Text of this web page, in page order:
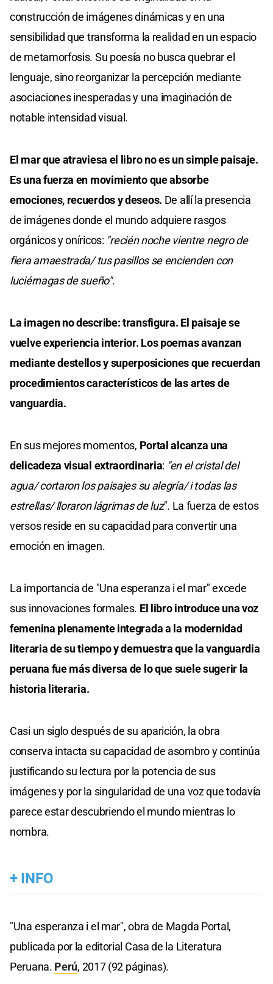
construcción de imágenes dinámicas y en una
sensibilidad que transforma la realidad en un espacio
de metamorfosis. Su poesía no busca quebrar el
lenguaje, sino reorganizar la percepción mediante
asociaciones inesperadas y una imaginación de
notable intensidad visual.
El mar que atraviesa el libro no es un simple paisaje.
Es una fuerza en movimiento que absorbe
emociones, recuerdos y deseos. De allí la presencia
de imágenes donde el mundo adquiere rasgos
orgánicos y oníricos: "recién noche vientre negro de
fiera amaestrada/ tus pasillos se encienden con
luciérnagas de sueño".
La imagen no describe: transfigura. El paisaje se
vuelve experiencia interior. Los poemas avanzan
mediante destellos y superposiciones que recuerdan
procedimientos característicos de las artes de
vanguardia.
En sus mejores momentos, Portal alcanza una
delicadeza visual extraordinaria: "en el cristal del
agua/ cortaron los paisajes su alegría/ i todas las
estrellas/ lloraron lágrimas de luz". La fuerza de estos
versos reside en su capacidad para convertir una
emoción en imagen.
La importancia de "Una esperanza i el mar" excede
sus innovaciones formales. El libro introduce una voz
femenina plenamente integrada a la modernidad
literaria de su tiempo y demuestra que la vanguardia
peruana fue más diversa de lo que suele sugerir la
historia literaria.
Casi un siglo después de su aparición, la obra
conserva intacta su capacidad de asombro y continúa
justificando su lectura por la potencia de sus
imágenes y por la singularidad de una voz que todavía
parece estar descubriendo el mundo mientras lo
nombra.
+ INFO
"Una esperanza i el mar", obra de Magda Portal,
publicada por la editorial Casa de la Literatura
Peruana. Perú, 2017 (92 páginas).